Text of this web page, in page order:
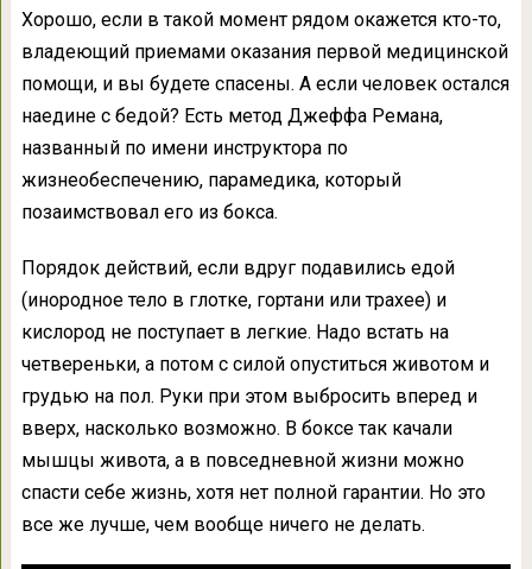
Хорошо, если в такой момент рядом окажется кто-то,
владеющий приемами оказания первой медицинской
помощи, и вы будете спасены. А если человек остался
наедине с бедой? Есть метод Джеффа Ремана,
названный по имени инструктора по
жизнеобеспечению, парамедика, который
позаимствовал его из бокса.
Порядок действий, если вдруг подавились едой
(инородное тело в глотке, гортани или трахее) и
кислород не поступает в легкие. Надо встать на
четвереньки, а потом с силой опуститься животом и
грудью на пол. Руки при этом выбросить вперед и
вверх, насколько возможно. В боксе так качали
мышцы живота, а в повседневной жизни можно
спасти себе жизнь, хотя нет полной гарантии. Но это
все же лучше, чем вообще ничего не делать.